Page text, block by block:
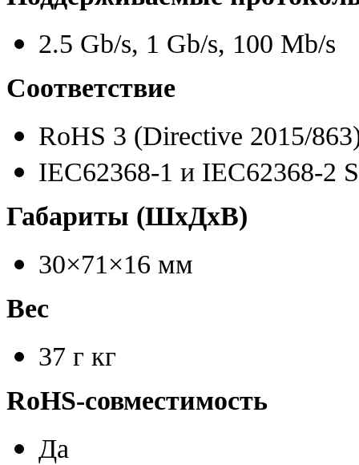
2.5 Gb/s, 1 Gb/s, 100 Mb/s
Соответствие
RoHS 3 (Directive 2015/
IEC62368-1 и IEC62368-2
Габариты (ШxДxВ)
30×71×16 мм
Вес
37 г кг
RoHS-совместимость
Да